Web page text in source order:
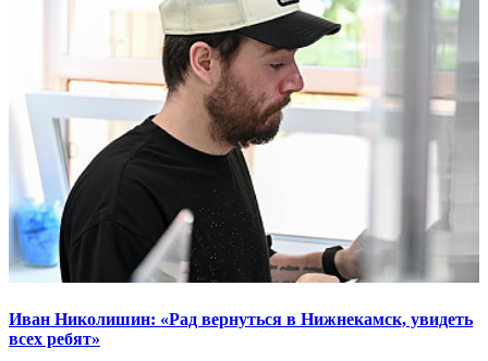
Иван Николишин: «Рад вернуться в Нижнекамск, увидеть
всех ребят»